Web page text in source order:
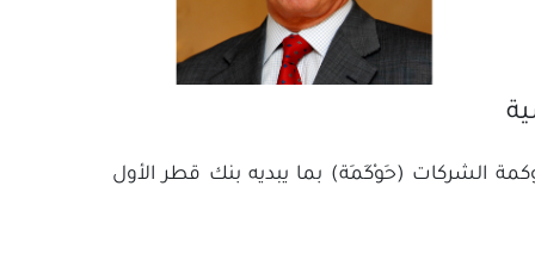
الشركات (حَوْكَمَة) بما يبديه بنك قطر الأول